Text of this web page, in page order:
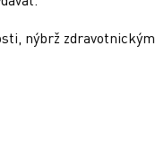
nýbrž zdravotnickým